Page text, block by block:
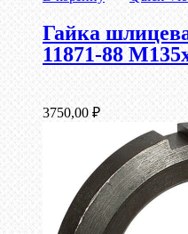
Гайка
11871-88
3750,00 ₽